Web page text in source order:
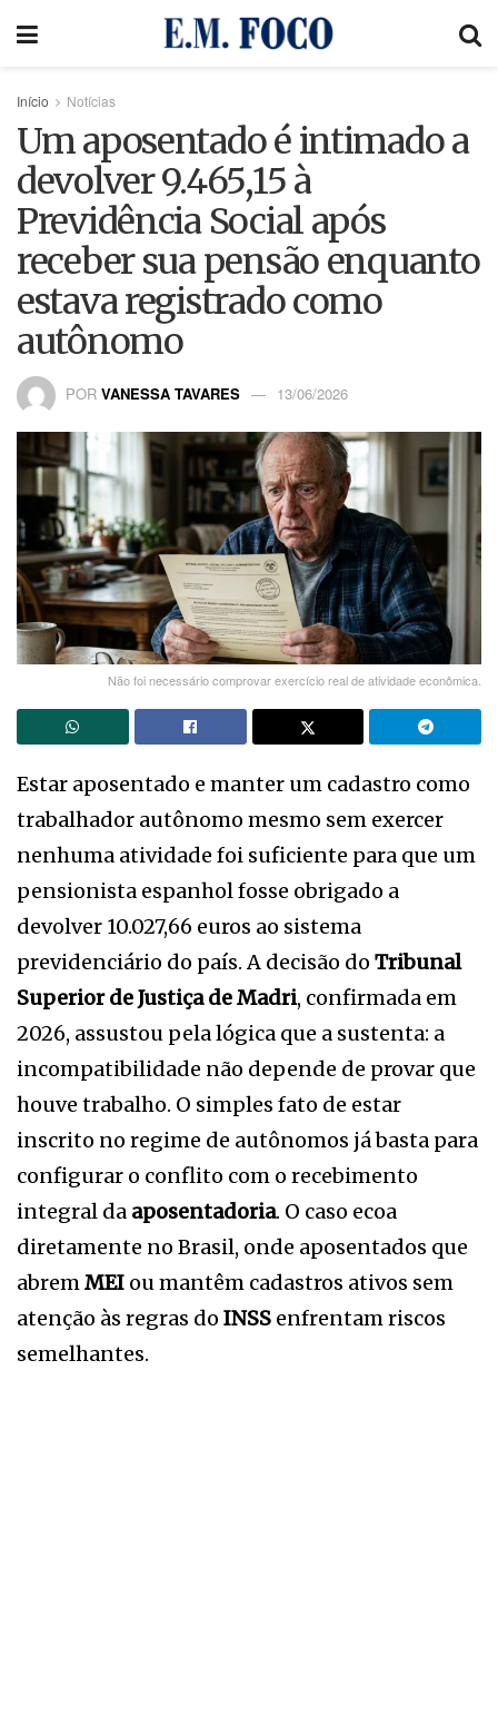
Início Notícias
Um aposentado é intimado a
devolver 9.465,15 à
Previdência Social após
receber sua pensão enquanto
estava registrado como
autônomo
POR VANESSA TAVARES 13/06/2026
Não foi necessário comprovar exercício real de atividade econômica.
Estar aposentado e manter um cadastro como
trabalhador autônomo mesmo sem exercer
nenhuma atividade foi suficiente para que um
pensionista espanhol fosse obrigado a
devolver 10.027,66 euros ao sistema
previdenciário do país. A decisão do Tribunal
Superior de Justiça de Madri, confirmada em
2026, assustou pela lógica que a sustenta: a
incompatibilidade não depende de provar que
houve trabalho. O simples fato de estar
inscrito no regime de autônomos já basta para
configurar o conflito com o recebimento
integral da aposentadoria. O caso ecoa
diretamente no Brasil, onde aposentados que
abremMEI ou mantêm cadastros ativos sem
atenção às regras do INSS enfrentam riscos
semelhantes.